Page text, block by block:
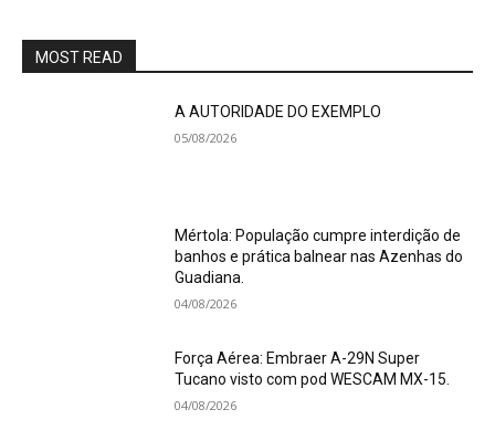
MOST READ
A AUTORIDADE DO EXEMPLO
05/08/2026
Mértola: População cumpre interdição de
banhos e prática balnear nas Azenhas do
Guadiana.
04/08/2026
Força Aérea: Embraer A-29N Super
Tucano visto com pod WESCAM MX-15.
04/08/2026